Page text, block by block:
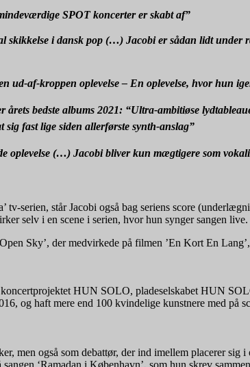
SPOT koncerter er skabt af”
skikkelse i dansk pop (…) Jacobi er sådan lidt under
ud-af-kroppen oplevelse – En oplevelse, hvor hun
årets bedste albums 2021: “Ultra-ambitiøse
fast lige siden allerførste synth-anslag”
oplevelse (…) Jacobi bliver kun mægtigere som
tv-serien, står Jacobi også bag seriens score
selv i en scene i serien, hvor hun synger sangen
Sky’, der medvirkede på filmen ’En Kort En
HUN SOLO, pladeselskabet HUN
og haft mere end 100 kvindelige kunstnere med på
men også som debattør, der ind imellem placerer
‘Ramadan i København’, som hun skrev